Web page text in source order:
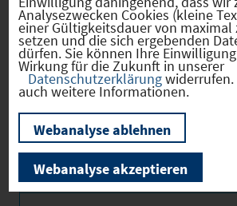
Gebiete Elektrotechnik,
Informationstechnologie (IT),
Personalberatung, Photovoltaik
Energieanlagen.
Hebesätze
Analysezwecken Cookies (kleine
einer Gültigkeitsdauer von maximal
setzen und die sich ergebenden
dürfen. Sie können Ihre
Wirkung für die Zukunft in unserer
Datenschutzerklärungwiderrufen.
auch weitere Informationen.
Webanalyse ablehnen
Webanalyse akzeptieren